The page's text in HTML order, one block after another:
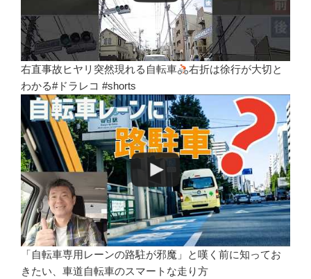
右直事故ヒヤリ突然現れる自転車
右折は徐行が大切と
わかる#ドラレコ #shorts
「自転車専用レーンの路駐が邪魔」と嘆く前に知ってお
きたい、車道自転車のスマートな走り方